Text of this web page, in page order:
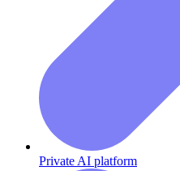
Private AI platform